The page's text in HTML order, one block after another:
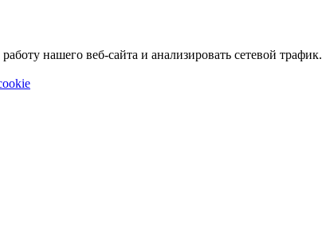
нашего веб-сайта и анализировать сетевой трафик.